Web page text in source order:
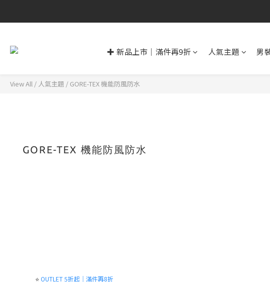
✚ 新品上市｜滿件再9折 人氣主題 男
View All / 人氣主題 / GORE-TEX 機能防風防水
GORE-TEX 機能防風防水
⭐OUTLET 5折起｜滿件再8折